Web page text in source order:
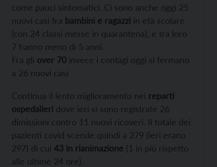
come pauci sintomatici. Ci sono anche oggi 25
nuovi casi fra bambini e ragazzi in età scolare
(con 24 classi messe in quarantena), e tra loro
7 hanno meno di 5 anni.
Fra gli over 70 invece i contagi oggi si fermano
a 26 nuovi casi
Continua il lento miglioramento nei reparti
ospedalieri dove ieri si sono registrate 26
dimissioni contro 11 nuovi ricoveri. Il totale dei
pazienti covid scende quindi a 279 (ieri erano
297) di cui 43 in rianimazione (1 in più rispetto
alle ultime 24 ore).